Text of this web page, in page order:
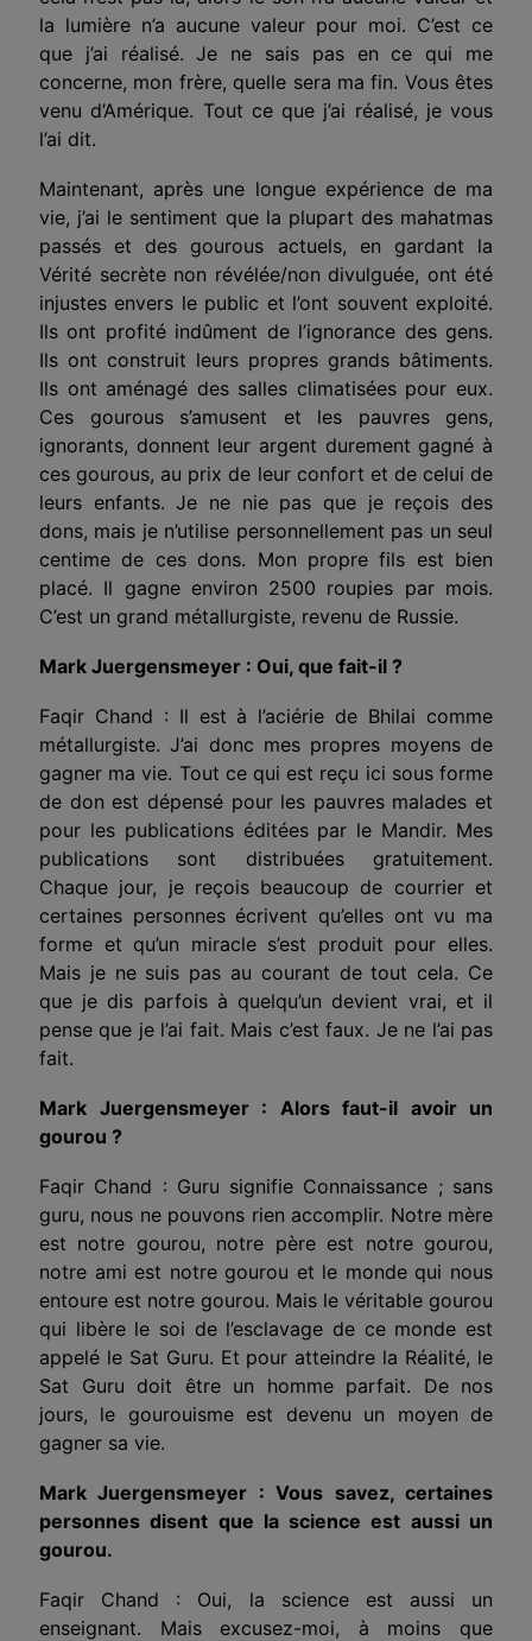
la lumière n’a aucune valeur pour moi. C’est ce
que j’ai réalisé. Je ne sais pas en ce qui me
concerne, mon frère, quelle sera ma fin. Vous êtes
venu d’Amérique. Tout ce que j’ai réalisé, je vous
l’ai dit.
Maintenant, après une longue expérience de ma
vie, j’ai le sentiment que la plupart des mahatmas
passés et des gourous actuels, en gardant la
Vérité secrète non révélée/non divulguée, ont été
injustes envers le public et l’ont souvent exploité.
Ils ont profité indûment de l’ignorance des gens.
Ils ont construit leurs propres grands bâtiments.
Ils ont aménagé des salles climatisées pour eux.
Ces gourous s’amusent et les pauvres gens,
ignorants, donnent leur argent durement gagné à
ces gourous, au prix de leur confort et de celui de
leurs enfants. Je ne nie pas que je reçois des
dons, mais je n’utilise personnellement pas un seul
centime de ces dons. Mon propre fils est bien
placé. Il gagne environ 2500 roupies par mois.
C’est un grand métallurgiste, revenu de Russie.
Mark Juergensmeyer : Oui, que fait-il ?
Faqir Chand : Il est à l’aciérie de Bhilai comme
métallurgiste. J’ai donc mes propres moyens de
gagner ma vie. Tout ce qui est reçu ici sous forme
de don est dépensé pour les pauvres malades et
pour les publications éditées par le Mandir. Mes
publications sont distribuées gratuitement.
Chaque jour, je reçois beaucoup de courrier et
certaines personnes écrivent qu’elles ont vu ma
forme et qu’un miracle s’est produit pour elles.
Mais je ne suis pas au courant de tout cela. Ce
que je dis parfois à quelqu’un devient vrai, et il
pense que je l’ai fait. Mais c’est faux. Je ne l’ai pas
fait.
Mark Juergensmeyer : Alors faut-il avoir un
gourou ?
Faqir Chand : Guru signifie Connaissance ; sans
guru, nous ne pouvons rien accomplir. Notre mère
est notre gourou, notre père est notre gourou,
notre ami est notre gourou et le monde qui nous
entoure est notre gourou. Mais le véritable gourou
qui libère le soi de l’esclavage de ce monde est
appelé le Sat Guru. Et pour atteindre la Réalité, le
Sat Guru doit être un homme parfait. De nos
jours, le gourouisme est devenu un moyen de
gagner sa vie.
Mark Juergensmeyer : Vous savez, certaines
personnes disent que la science est aussi un
gourou.
Faqir Chand : Oui, la science est aussi un
enseignant. Mais excusez-moi, à moins que